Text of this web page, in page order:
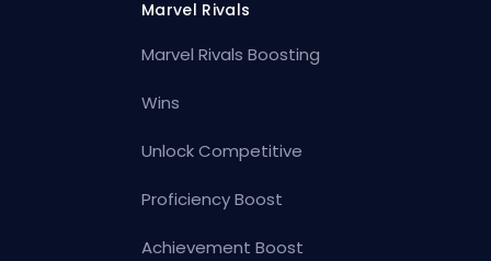
Marvel Rivals
Marvel Rivals Boosting
Wins
Unlock Competitive
Proficiency Boost
Achievement Boost